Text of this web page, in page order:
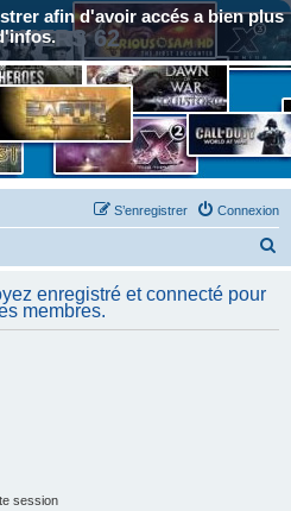
afin d'avoir accés a bien plus
62
Connexion
S’enregistrer
h
enregistré et connecté pour
membres.
session